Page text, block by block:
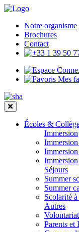
Notre organisme
Brochures
Contact
Mes
Écoles &
Immersion
Immersion
Séjours
Summer
Summer
Scolarité
Autres
Volontariat
Parents et